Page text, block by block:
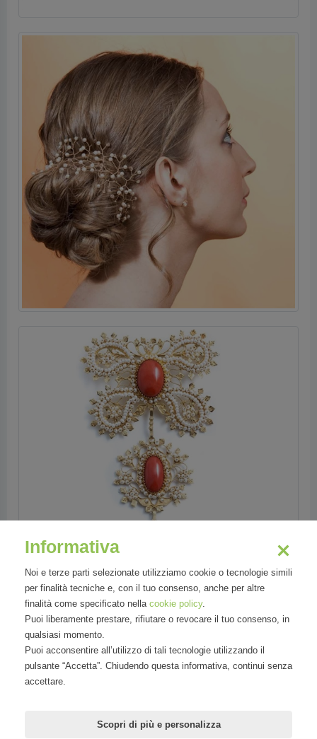
Settori
Tecnologia
Informativa
Noi e terze parti selezionate utilizziamo cookie o tecnologie simili
per finalità tecniche e, con il tuo consenso, anche per altre
finalità come specificato nella cookie policy.
Puoi liberamente prestare, rifiutare o revocare il tuo consenso, in
qualsiasi momento.
Puoi acconsentire all’utilizzo di tali tecnologie utilizzando il
pulsante “Accetta”. Chiudendo questa informativa, continui senza
accettare.
Scopri di più e personalizza